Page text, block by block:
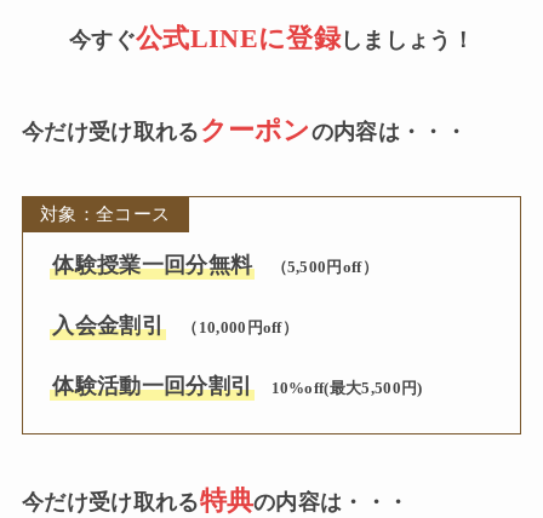
今すぐ公式LINEに登録しましょう！
今だけ受け取れる クーポンの内容は・・・
対象：全コース
体験授業一回分無料 （5,500円off）
入会金割引 （10,000円off）
体験活動一回分割引 10%off(最大5,500円)
今だけ受け取れる特典の内容は・・・